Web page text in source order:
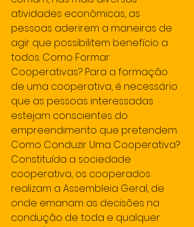
atividades econômicas, as
pessoas aderirem a maneiras de
agir que possibilitem benefício a
todos. Como Formar
Cooperativas? Para a formação
de uma cooperativa, é necessário
que as pessoas interessadas
estejam conscientes do
empreendimento que pretendem.
Como Conduzir Uma Cooperativa?
Constituída a sociedade
cooperativa, os cooperados
realizam a Assembleia Geral, de
onde emanam as decisões na
condução de toda e qualquer